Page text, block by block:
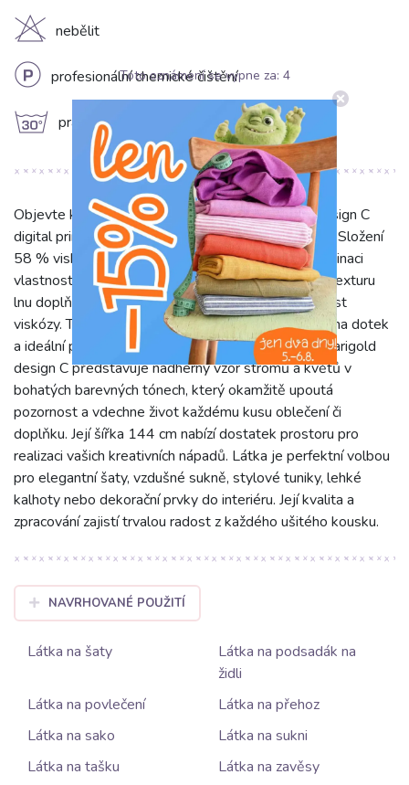
H nebělit
L profesionální chemické čištění
g prát na 30°C
Objevte kouzlo látky Viskóza se lnem Marigold design C
digital print, která snoubí to nejlepší ze dvou světů. Složení
58 % viskózy a 42 % lnu zaručuje jedinečnou kombinaci
vlastností: přírodní prodyšnost a charakteristickou texturu
lnu doplňuje jemnost, splývavost a menší mačkavost
viskózy. Tato látka s gramáží 200 g/m² je příjemná na dotek
a ideální pro širokou škálu projektů. Digitální tisk Marigold
design C představuje nádherný vzor stromů a květů v
bohatých barevných tónech, který okamžitě upoutá
pozornost a vdechne život každému kusu oblečení či
doplňku. Její šířka 144 cm nabízí dostatek prostoru pro
realizaci vašich kreativních nápadů. Látka je perfektní volbou
pro elegantní šaty, vzdušné sukně, stylové tuniky, lehké
kalhoty nebo dekorační prvky do interiéru. Její kvalita a
zpracování zajistí trvalou radost z každého ušitého kousku.
NAVRHOVANÉ POUŽITÍ
Látka na šaty
Látka na podsadák na
židli
Látka na povlečení
Látka na přehoz
Látka na sako
Látka na sukni
Látka na tašku
Látka na zavěsy
Toto oznámení se vypne za: 4